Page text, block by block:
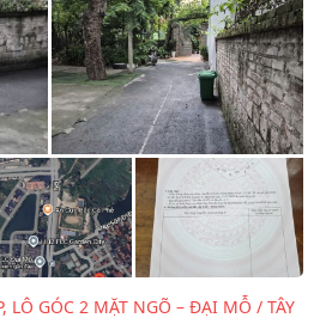
LÔ GÓC 2 MẶT NGÕ – ĐẠI MỖ / TÂY